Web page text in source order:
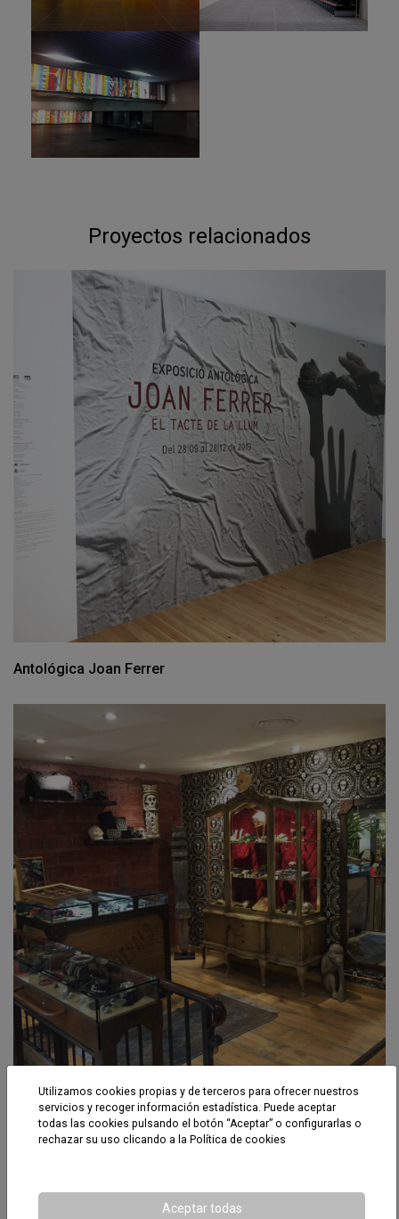
Proyectos relacionados
Antológica Joan Ferrer
Plata de Palo
Utilizamos cookies propias y de terceros para ofrecer nuestros
servicios y recoger información estadística. Puede aceptar
todas las cookies pulsando el botón “Aceptar” o configurarlas o
rechazar su uso clicando a la Política de cookies
Aceptar todas